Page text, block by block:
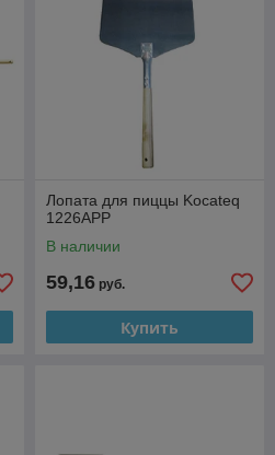
Лопата для пиццы Kocateq
1226APP
В наличии
59,16 руб.
Купить